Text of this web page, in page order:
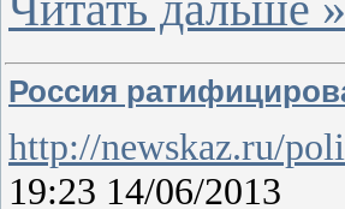
Россия
http://newskaz.ru/
19:23 14/06/2013